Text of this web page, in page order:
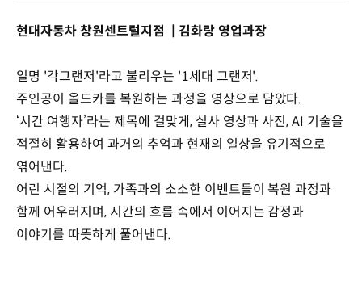
현대자동차 창원센트럴지점 | 김화랑 영업과장
일명 '각그랜저'라고 불리우는 '1세대 그랜저'.
주인공이 올드카를 복원하는 과정을 영상으로 담았다.
‘시간 여행자’라는 제목에 걸맞게, 실사 영상과 사진, AI 기술을
적절히 활용하여 과거의 추억과 현재의 일상을 유기적으로
엮어낸다.
어린 시절의 기억, 가족과의 소소한 이벤트들이 복원 과정과
함께 어우러지며, 시간의 흐름 속에서 이어지는 감정과
이야기를 따뜻하게 풀어낸다.